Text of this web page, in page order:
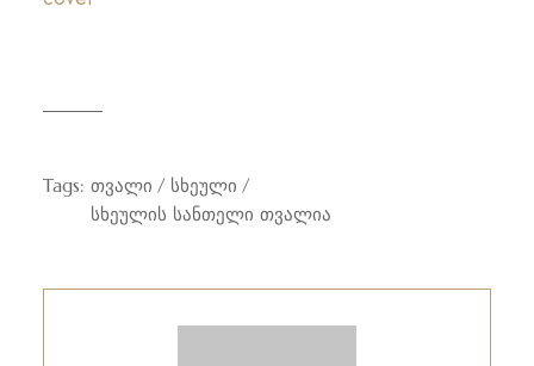
Tags: თვალი
სხეული
სხეულის სანთელი თვალია